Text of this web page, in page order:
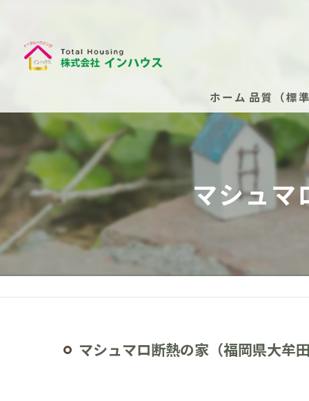
ホーム 品質（標
断熱性能
安心の保
安心の保
マシュマ
マシュマロ断熱の家（福岡県大牟田